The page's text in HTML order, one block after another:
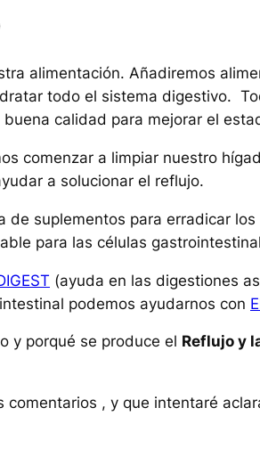
alimentación. Añadiremos
todo el sistema digestivo.
calidad para mejorar el
comenzar a limpiar nuestro
a solucionar el reflujo.
de suplementos para erradicar
para las células
(ayuda en las digestiones
podemos ayudarnos con
y porqué se produce el Reflujo y
, y que intentaré